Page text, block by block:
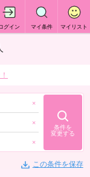
グイン マイ条件 マイリスト
×
×
×
条件を
変更する
この条件を保存